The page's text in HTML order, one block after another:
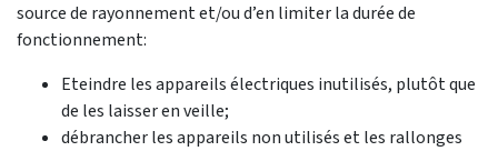
source de rayonnement et/ou d’en limiter la durée de
fonctionnement:
Eteindre les appareils électriques inutilisés, plutôt que
de les laisser en veille;
débrancher les appareils non utilisés et les rallonges